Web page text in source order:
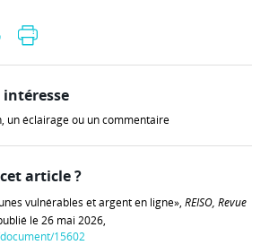
un éclairage ou un commentaire
article ?
vulnérables et argent en ligne», REISO, Revue
le 26 mai 2026,
15602